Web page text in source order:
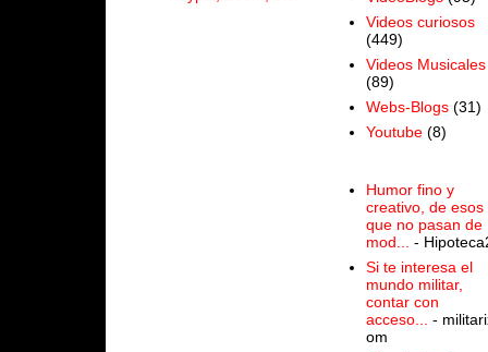
Videos curiosos
(449)
Videos Musicales
(89)
Webs-Blogs (31)
Youtube (8)
Humor fino y
creativo, de esos
que no pasan de
mod...
-
Si te interesa el
mundo militar,
contar con
acceso...
-
om